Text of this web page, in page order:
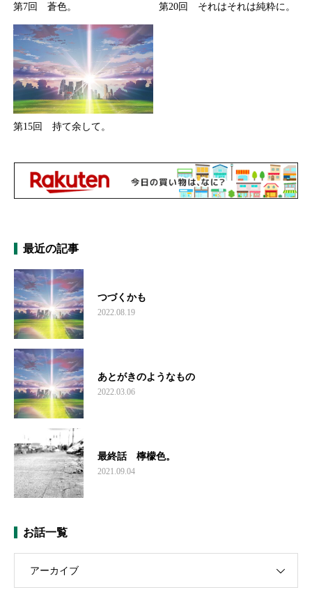
第7回 蒼色。 第20回 それはそれは純粋に。
第15回 持て余して。
最近の記事
つづくかも
2022.08.19
あとがきのようなもの
2022.03.06
最終話 檸檬色。
2021.09.04
お話一覧
アーカイブ